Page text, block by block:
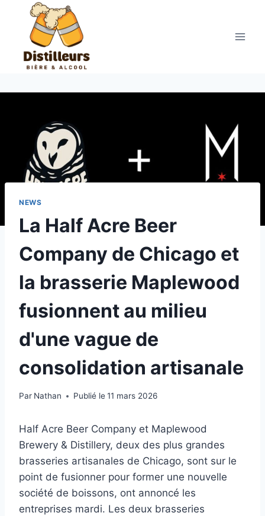
contenu
NEWS
La Half Acre Beer
Company de Chicago et
la brasserie Maplewood
fusionnent au milieu
d'une vague de
consolidation artisanale
Par Nathan Publié le 11 mars 2026
Half Acre Beer Company et Maplewood
Brewery & Distillery, deux des plus grandes
brasseries artisanales de Chicago, sont sur le
point de fusionner pour former une nouvelle
société de boissons, ont annoncé les
entreprises mardi. Les deux brasseries